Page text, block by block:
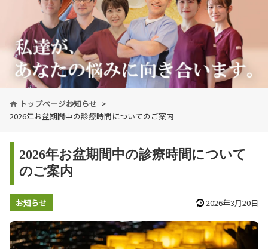
トップページお知らせ
2026年お盆期間中の診療時間についてのご案内
2026年お盆期間中の診療時間について
のご案内
お知らせ 2026年3月20日